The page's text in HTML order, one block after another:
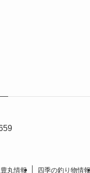
丸情報 四季の釣り物情報